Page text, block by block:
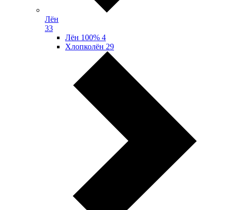
Лён
33
Лён 100% 4
Хлопколён 29